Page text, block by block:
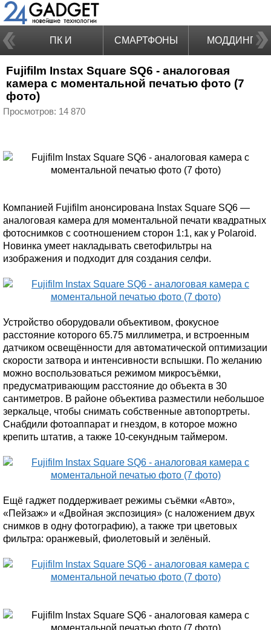
ПК И
НОУТБУКИ
СМАРТФОНЫ МОДДИНГ
Fujifilm Instax Square SQ6 - аналоговая
камера с моментальной печатью фото (7
фото)
Просмотров: 14 870
Компанией Fujifilm анонсирована Instax Square SQ6 —
аналоговая камера для моментальной печати квадратных
фотоснимков с соотношением сторон 1:1, как у Polaroid.
Новинка умеет накладывать светофильтры на
изображения и подходит для создания селфи.
Устройство оборудовали объективом, фокусное
расстояние которого 65.75 миллиметра, и встроенным
датчиком освещённости для автоматической оптимизации
скорости затвора и интенсивности вспышки. По желанию
можно воспользоваться режимом микросъёмки,
предусматривающим расстояние до объекта в 30
сантиметров. В районе объектива разместили небольшое
зеркальце, чтобы снимать собственные автопортреты.
Снабдили фотоаппарат и гнездом, в которое можно
крепить штатив, а также 10-секундным таймером.
Ещё гаджет поддерживает режимы съёмки «Авто»,
«Пейзаж» и «Двойная экспозиция» (с наложением двух
снимков в одну фотографию), а также три цветовых
фильтра: оранжевый, фиолетовый и зелёный.